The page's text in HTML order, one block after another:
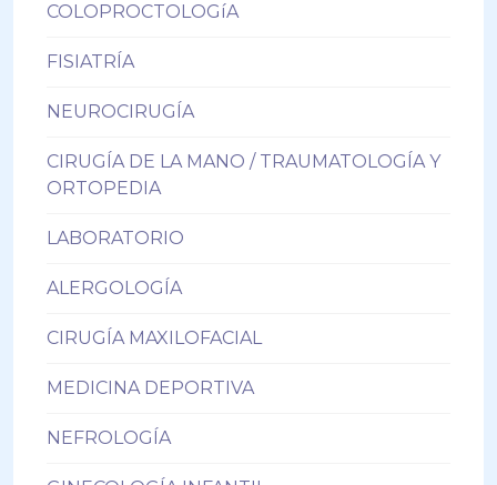
COLOPROCTOLOGíA
FISIATRÍA
NEUROCIRUGÍA
CIRUGÍA DE LA MANO / TRAUMATOLOGÍA Y
ORTOPEDIA
LABORATORIO
ALERGOLOGÍA
CIRUGÍA MAXILOFACIAL
MEDICINA DEPORTIVA
NEFROLOGÍA